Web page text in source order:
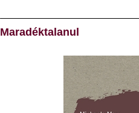
Maradéktalanul